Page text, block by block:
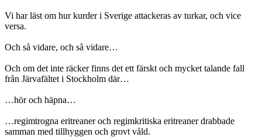
Vi har läst om hur kurder i Sverige attackeras av turkar, och vice
versa.
Och så vidare, och så vidare…
Och om det inte räcker finns det ett färskt och mycket talande fall
från Järvafältet i Stockholm där…
…hör och häpna…
…regimtrogna eritreaner och regimkritiska eritreaner drabbade
samman med tillhyggen och grovt våld.